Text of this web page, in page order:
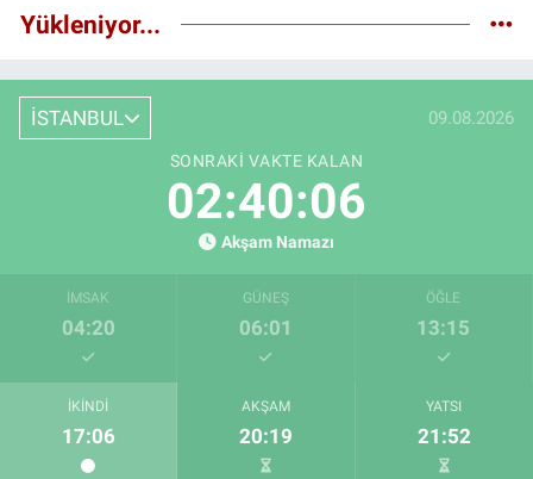
Yükleniyor...
İSTANBUL 09.08.2026
SONRAKI VAKTE KALAN
02:40:05
Akşam Namazı
İMSAK
04:20
GÜNEŞ
06:01
ÖĞLE
13:15
İKINDI
17:06
AKŞAM
20:19
YATSI
21:52